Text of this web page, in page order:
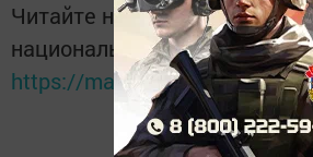
Читайте новости
национальном
https://max.ru/tatmedia